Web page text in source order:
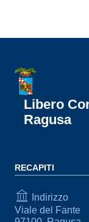
Libero
Ragusa
RECAPITI
Indirizzo
Viale del Fante